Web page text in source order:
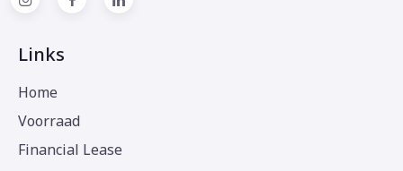
Links
Home
Voorraad
Financial Lease